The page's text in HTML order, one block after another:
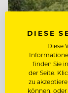
TOP
Retter
DIESE
Diese
finden Sie
der Seite.
zu
können,